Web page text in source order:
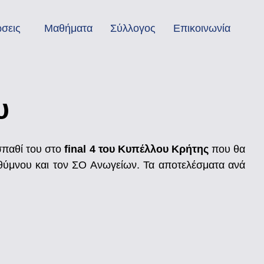
Μαθήματα Σύλλογος Επικοινωνία
του στο final 4 του Κυπέλλου Κρήτηςπου θα
και τον ΣΟ Ανωγείων. Τα αποτελέσματα ανά